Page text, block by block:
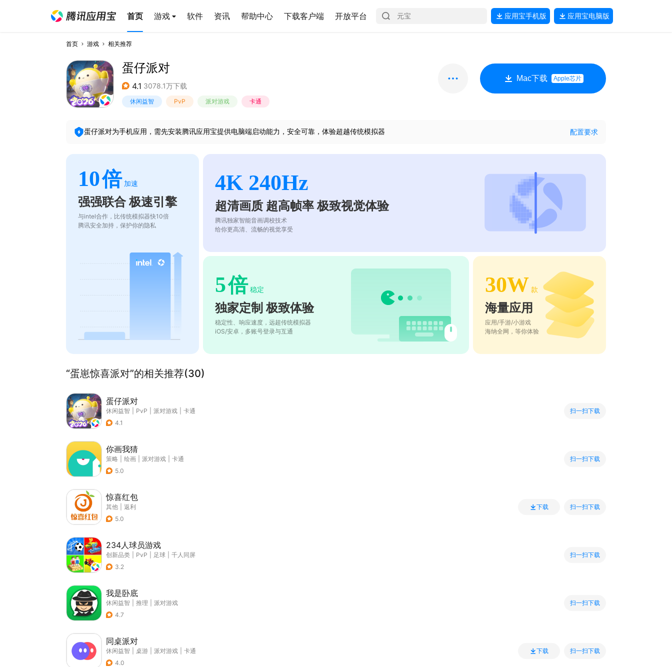
首页 游戏 软件 资讯 帮助中心 下载客户端 开放平台 应用宝手机版 应用宝电脑版
首页 游戏 相关推荐
蛋仔派对
4.1 3078.1万下载
休闲益智 PvP 派对游戏 卡通
Mac下载 Apple芯片
蛋仔派对为手机应用，需先安装腾讯应用宝提供电脑端启动能力，安全可靠，体验超越传统模拟器 配置要求
10倍 加速
强强联合 极速引擎
与intel合作，比传统模拟器快10倍
腾讯安全加持，保护你的隐私
4K 240Hz
超清画质 超高帧率 极致视觉体验
腾讯独家智能音画调校技术
给你更高清、流畅的视觉享受
5倍 稳定
独家定制 极致体验
稳定性、响应速度，远超传统模拟器
iOS/安卓，多账号登录与互通
30W 款
海量应用
应用/手游/小游戏
海纳全网，等你体验
“蛋崽惊喜派对”的相关推荐(30)
蛋仔派对
休闲益智 PvP 派对游戏
卡通
4.1
扫一扫下载
你画我猜
策略 绘画 派对游戏
卡通
5.0
扫一扫下载
惊喜红包
其他
返利
5.0
下载 扫一扫下载
234人球员游戏
创新品类 PvP 足球
千人同屏
3.2
扫一扫下载
我是卧底
休闲益智 推理
派对游戏
4.7
扫一扫下载
同桌派对
休闲益智 桌游 派对游戏
卡通
4.0
下载 扫一扫下载